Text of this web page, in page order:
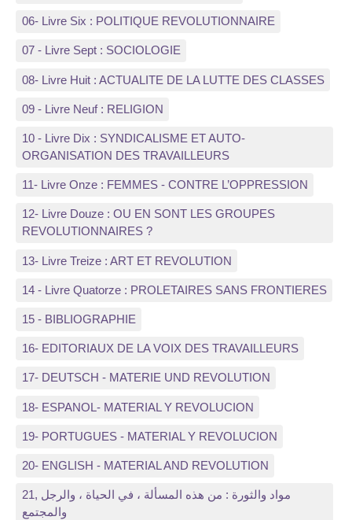
06- Livre Six : POLITIQUE REVOLUTIONNAIRE
07 - Livre Sept : SOCIOLOGIE
08- Livre Huit : ACTUALITE DE LA LUTTE DES CLASSES
09 - Livre Neuf : RELIGION
10 - Livre Dix : SYNDICALISME ET AUTO-
ORGANISATION DES TRAVAILLEURS
11- Livre Onze : FEMMES - CONTRE L’OPPRESSION
12- Livre Douze : OU EN SONT LES GROUPES
REVOLUTIONNAIRES ?
13- Livre Treize : ART ET REVOLUTION
14 - Livre Quatorze : PROLETAIRES SANS FRONTIERES
15 - BIBLIOGRAPHIE
16- EDITORIAUX DE LA VOIX DES TRAVAILLEURS
17- DEUTSCH - MATERIE UND REVOLUTION
18- ESPANOL- MATERIAL Y REVOLUCION
19- PORTUGUES - MATERIAL Y REVOLUCION
20- ENGLISH - MATERIAL AND REVOLUTION
21, مواد والثورة : من هذه المسألة ، في الحياة ، والرجل
والمجتمع